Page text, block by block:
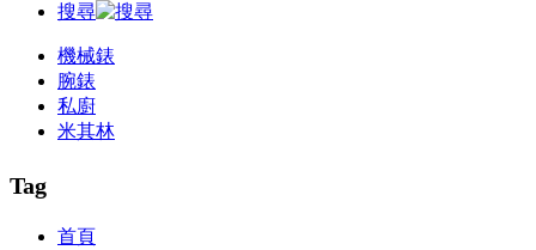
搜尋
機械錶
腕錶
私廚
米其林
Tag
首頁